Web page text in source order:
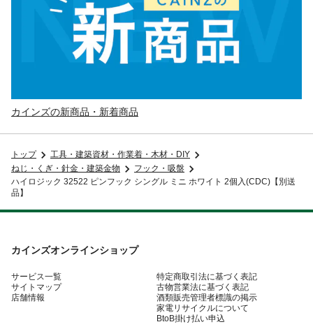
カインズの新商品・新着商品
トップ
工具・建築資材・作業着・木材・DIY
ねじ・くぎ・針金・建築金物
フック・吸盤
ハイロジック 32522 ピンフック シングル ミニ ホワイト 2個入(CDC)【別送
品】
カインズオンラインショップ
サービス一覧
サイトマップ
店舗情報
特定商取引法に基づく表記
古物営業法に基づく表記
酒類販売管理者標識の掲示
家電リサイクルについて
BtoB掛け払い申込